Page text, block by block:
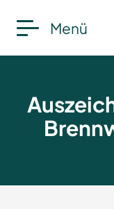
Menü